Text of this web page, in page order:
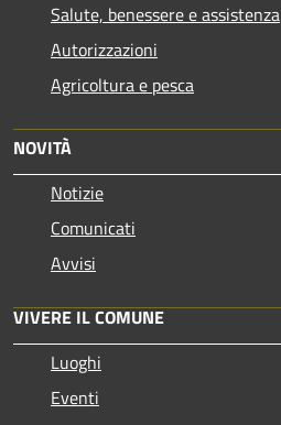
Salute, benessere e assistenza
Autorizzazioni
Agricoltura e pesca
NOVITÀ
Notizie
Comunicati
Avvisi
VIVERE IL COMUNE
Luoghi
Eventi